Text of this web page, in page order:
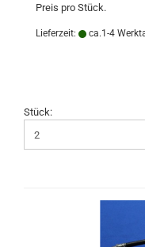
Preis pro Stück.
Lieferzeit: ca.1-4
Stück: